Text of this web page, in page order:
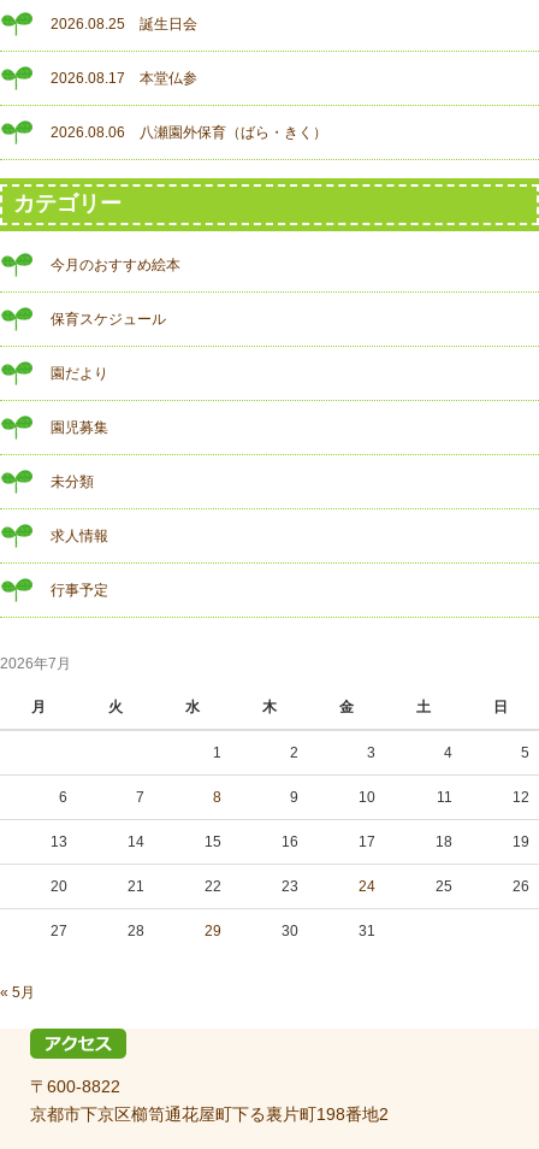
2026.08.25 誕生日会
2026.08.17 本堂仏参
2026.08.06 八瀬園外保育（ばら・きく）
カテゴリー
今月のおすすめ絵本
保育スケジュール
園だより
園児募集
未分類
求人情報
行事予定
2026年7月
月 火 水 木 金 土 日
1 2 3 4 5
6 7 8 9 10 11 12
13 14 15 16 17 18 19
20 21 22 23 24 25 26
27 28 29 30 31
« 5月
〒600-8822
京都市下京区櫛笥通花屋町下る裏片町198番地2